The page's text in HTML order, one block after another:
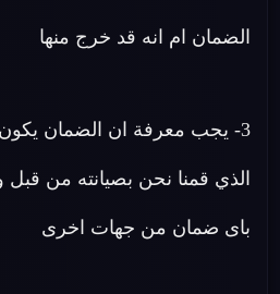
الضمان ام انه قد خرج منها
3- يجب معرفة ان الضمان
الذي قمنا نحن بصيانته من قبل
باى ضمان من جهات اخرى